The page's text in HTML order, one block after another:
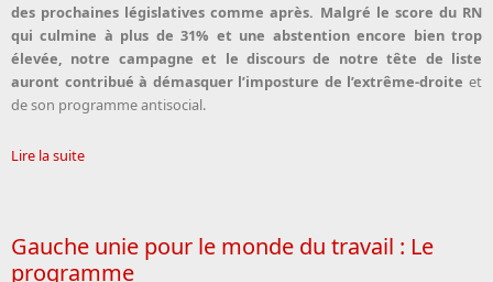
des prochaines législatives comme après. Malgré le score du RN
qui culmine à plus de 31% et une abstention encore bien trop
élevée, notre campagne et le discours de notre tête de liste
auront contribué à démasquer l’imposture de l’extrême-droite et
de son programme antisocial.
Lire la suite
Gauche unie pour le monde du travail : Le
programme